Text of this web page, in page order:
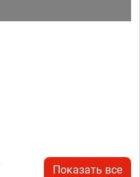
Показать все